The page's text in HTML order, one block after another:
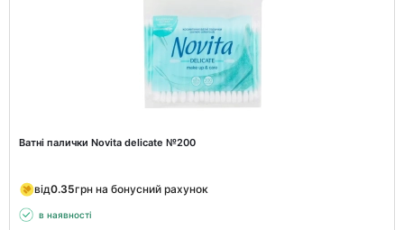
Ватні палички Novita delicate №200
від0.35грн на бонусний рахунок
в наявності